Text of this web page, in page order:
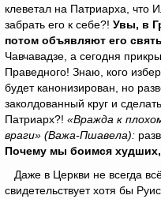
клеветал на Патриарха, что
забрать его к себе?! Увы, в
потом объявляют его
Чавчавадзе, а сегодня
Праведного! Знаю, кого
будет канонизирован, но
заколдованный круг и
Патриарх?! «Вражда к
враги» (Важа-Пшавела):
Почему мы боимся худших,
Даже в Церкви не всегда
свидетельствует хотя бы